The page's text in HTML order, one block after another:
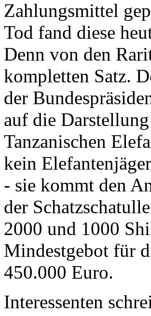
Zahlungsmittel
Tod fand diese
Denn von den
kompletten Satz.
der
auf die
Tanzanischen
kein
- sie kommt den
der
2000 und 1000
Mindestgebot für
450.000 Euro.
Interessenten